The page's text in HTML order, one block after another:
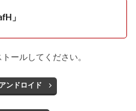
」
ールしてください。
ンドロイド